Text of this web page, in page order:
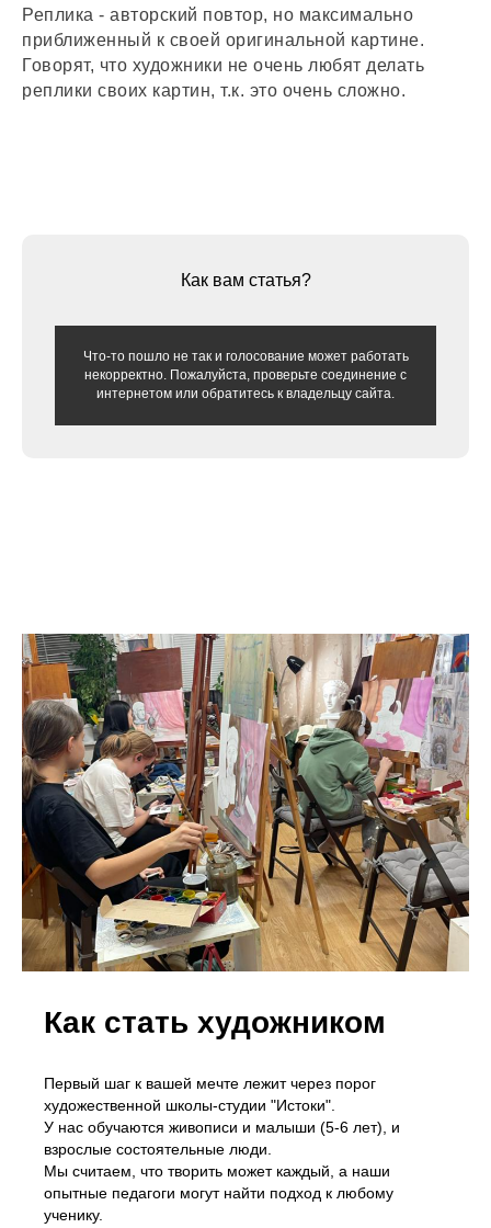
Реплика - авторский повтор, но максимально
приближенный к своей оригинальной картине.
Говорят, что художники не очень любят делать
реплики своих картин, т.к. это очень сложно.
Как вам статья?
Что-то пошло не так и голосование может работать
некорректно. Пожалуйста, проверьте соединение с
интернетом или обратитесь к владельцу сайта.
Как стать художником
Первый шаг к вашей мечте лежит через порог
художественной школы-студии "Истоки".
У нас обучаются живописи и малыши (5-6 лет), и
взрослые состоятельные люди.
Мы считаем, что творить может каждый, а наши
опытные педагоги могут найти подход к любому
ученику.